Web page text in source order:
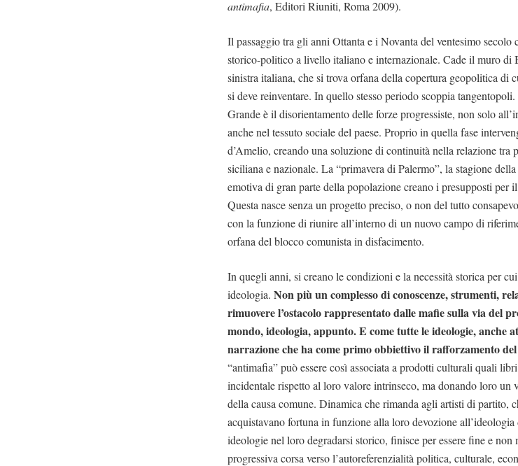
antimafia, Editori Riuniti, Roma 2009).
Il passaggio tra gli anni Ottanta e i Novanta del ventesimo
storico-politico a livello italiano e internazionale. Cade il muro
sinistra italiana, che si trova orfana della copertura geopolitica di
si deve reinventare. In quello stesso periodo scoppia
Grande è il disorientamento delle forze progressiste, non solo
anche nel tessuto sociale del paese. Proprio in quella fase
d’Amelio, creando una soluzione di continuità nella relazione tra
siciliana e nazionale. La “primavera di Palermo”, la stagione
emotiva di gran parte della popolazione creano i presupposti per
Questa nasce senza un progetto preciso, o non del tutto
con la funzione di riunire all’interno di un nuovo campo di
orfana del blocco comunista in disfacimento.
In quegli anni, si creano le condizioni e la necessità storica per
ideologia.Non più un complesso di conoscenze, strumenti,
rimuovere l’ostacolo rappresentato dalle mafie sulla via del
mondo, ideologia, appunto. E come tutte le ideologie, anche
narrazione che ha come primo obbiettivo il rafforzamento
“antimafia” può essere così associata a prodotti culturali quali
incidentale rispetto al loro valore intrinseco, ma donando loro
della causa comune. Dinamica che rimanda agli artisti di partito,
acquistavano fortuna in funzione alla loro devozione
ideologie nel loro degradarsi storico, finisce per essere fine e non
progressiva corsa verso l’autoreferenzialità politica, culturale,